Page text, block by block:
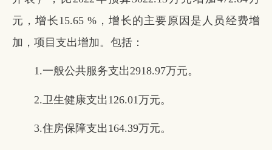
元，增长15.65 %，增长的主要原因是人员经费增
加，项目支出增加。包括：
1.一般公共服务支出2918.97万元。
2.卫生健康支出126.01万元。
3.住房保障支出164.39万元。